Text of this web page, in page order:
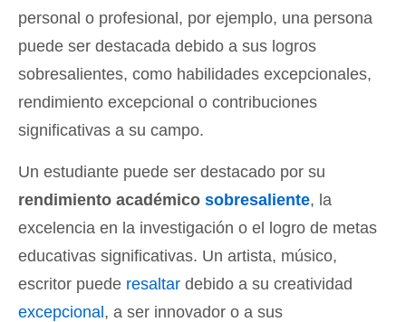
personal o profesional, por ejemplo, una persona
puede ser destacada debido a sus logros
sobresalientes, como habilidades excepcionales,
rendimiento excepcional o contribuciones
significativas a su campo.
Un estudiante puede ser destacado por su
rendimiento académico sobresaliente, la
excelencia en la investigación o el logro de metas
educativas significativas. Un artista, músico,
escritor puede resaltar debido a su creatividad
excepcional , a ser innovador o a sus